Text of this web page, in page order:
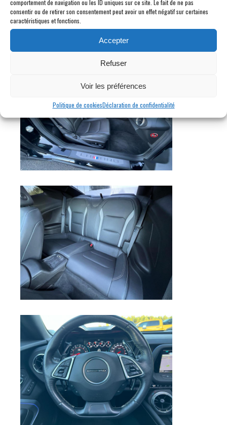
comportement de navigation ou les ID uniques sur ce site. Le fait de ne pas
consentir ou de retirer son consentement peut avoir un effet négatif sur certaines
caractéristiques et fonctions.
Accepter
Refuser
Voir les préférences
Politique de cookiesDéclaration de confidentialité